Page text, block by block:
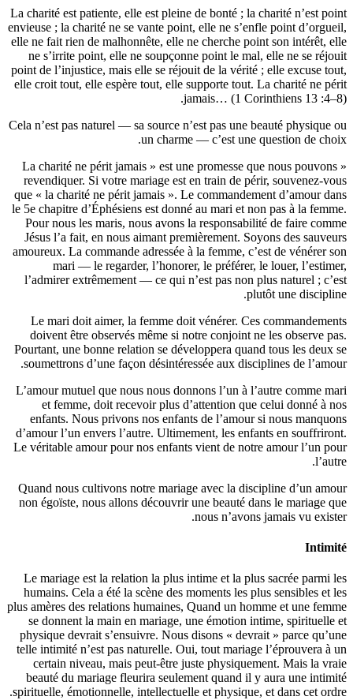
La charité
envieuse ;
elle ne fait
ne
point de
elle croit
Cela n’est
« La
que « la
le 5e
Pour
Jésus
amoureux.
Le
doivent
Pourtant,
L’amour
et
d’amour
Le
Quand
non
Le
plus
se
physique
telle
certain
beauté
spirituelle,